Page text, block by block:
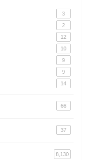
3
2
12
10
9
9
14
66
37
8,130